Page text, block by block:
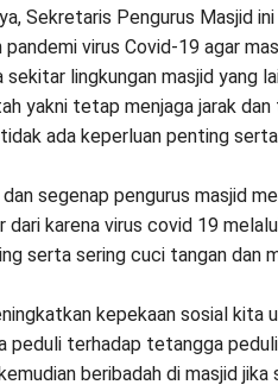
Sekretaris Pengurus Masjid
virus Covid-19 agar
sekitar lingkungan masjid yang
yakni tetap menjaga jarak
ada keperluan penting
segenap pengurus masjid
dari karena virus covid 19
serta sering cuci tangan dan
kepekaan sosial kita
peduli terhadap tetangga
beribadah di masjid jika